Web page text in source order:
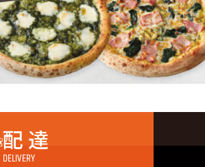
配 達
DELIVERY